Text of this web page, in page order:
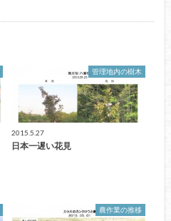
管理地内の樹木
2015.5.27
日本一遅い花見
農作業の推移